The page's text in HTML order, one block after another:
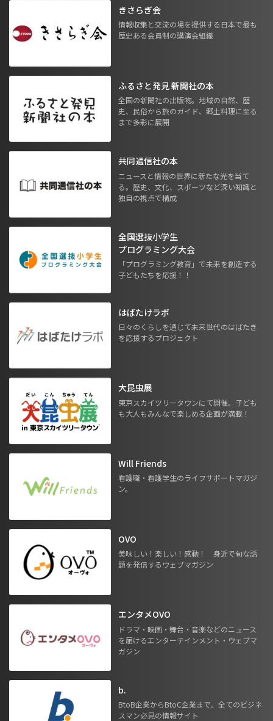
きさらぎ会
情報収集と交流の場を提供する日本で最も
歴史ある会員制の講演会組織
ふるさと発見 新聞社の本
全国の新聞社の出版物。地域の自然、歴
史、民俗から旅のガイド、郷土料理に至る
まで多彩に展開
共同通信社の本
ニュースと情報の世界に新たな光を当て
る。歴史、文化、スポーツなど深い知識と
独自の視点で構成
全国選抜小学生
プログラミング大会
「プログラミング教育」で未来を創造する
子どもたちを応援！！
はばたけラボ
日々のくらしを通じて未来世代のはばたき
を応援するプロジェクト
大昆虫展
東京スカイツリータウンにて開催。子ども
も大人もみんなで楽しめる企画が満載！
Will Friends
看護職・看護学生のライフサポートマガジ
ン。
OVO
美味しい！楽しい！感動！ 身近で旬な話
題を発信するウェブマガジン
エンタメOVO
ドラマ・映画・舞台・音楽などのニュース
を届けるエンターテインメント・ウェブマ
ガジン
b.
BtoB企業からBtoC企業まで。全てのビジネ
スマン必見の情報サイト